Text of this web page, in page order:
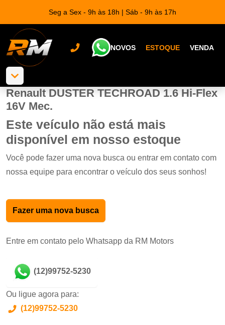
Seg a Sex - 9h às 18h | Sáb - 9h às 17h
NOVOS ESTOQUE VENDA
Renault DUSTER TECHROAD 1.6 Hi-Flex
16V Mec.
Este veículo não está mais
disponível em nosso estoque
Você pode fazer uma nova busca ou entrar em contato com
nossa equipe para encontrar o veículo dos seus sonhos!
Fazer uma nova busca
Entre em contato pelo Whatsapp da RM Motors
(12)99752-5230
Ou ligue agora para:
(12)99752-5230